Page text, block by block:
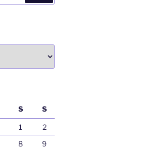
S S
1
2
8 9